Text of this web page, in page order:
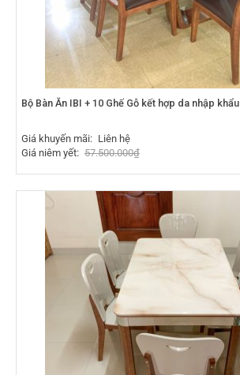
Bộ Bàn Ăn IBI + 10 Ghế Gỗ kết hợp da nhập khẩu
Giá khuyến mãi: Liên hệ
Giá niêm yết: 57.500.000₫